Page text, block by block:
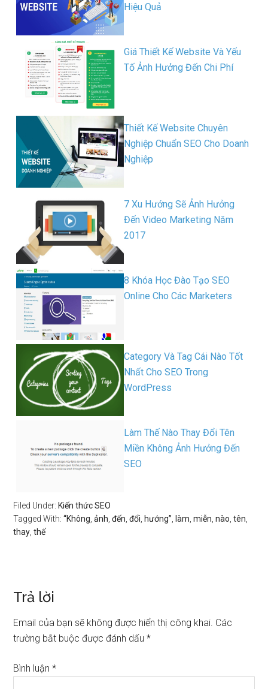
Hiệu Quả
Giá Thiết Kế Website Và Yếu
Tố Ảnh Hưởng Đến Chi Phí
Thiết Kế Website Chuyên
Nghiệp Chuẩn SEO Cho Doanh
Nghiệp
7 Xu Hướng Sẽ Ảnh Hưởng
Đến Video Marketing Năm
2017
8 Khóa Học Đào Tạo SEO
Online Cho Các Marketers
Category Và Tag Cái Nào Tốt
Nhất Cho SEO Trong
WordPress
Làm Thế Nào Thay Đổi Tên
Miền Không Ảnh Hưởng Đến
SEO
Filed Under: Kiến thức SEO
Tagged With:“Không ,ảnh ,đến ,đổi hướng” làm ,miễn ,nào ,tên
thay ,thế
Trả lời
Email của bạn sẽ không được hiển thị công khai. Các
trường bắt buộc được đánh dấu*
Bình luận*